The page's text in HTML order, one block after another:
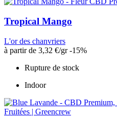
Tropical Mango
L'or des chanvriers
à partir de 3,32 €/gr -15%
Rupture de stock
Indoor